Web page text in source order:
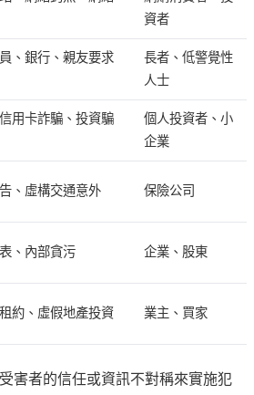
資者
、銀行、親友要求
長者、低警覺性
人士
用卡詐騙、投資騙
個人投資者、小
企業
、虛構交通意外 保險公司
、內部貪污 企業、股東
約、虛假地產投資 業主、買家
害者的信任或資訊不對稱來實施犯